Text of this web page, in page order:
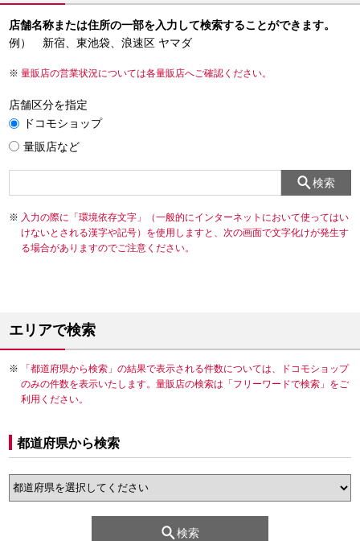
店舗名称または住所の一部を入力して検索することができます。
例） 新宿、東池袋、浪速区 ヤマダ
量販店の営業状況については各量販店へご確認ください。
店舗区分を指定
ドコモショップ
量販店など
検索
入力の際に「環境依存文字」（一般的にインターネットにおいて使ってはい
けないとされる漢字や記号）を使用しますと、次の画面で文字化けが発生す
る場合がありますのでご注意ください。
エリアで検索
「都道府県から検索」の結果で表示される件数については、ドコモショップ
のみの件数を表示いたします。量販店の検索は「フリーワードで検索」をご
利用ください。
都道府県から検索
検索